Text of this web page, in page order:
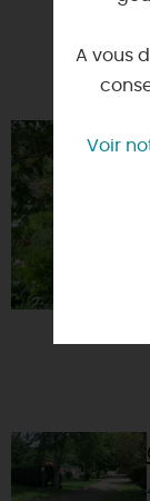
A vous
Voir